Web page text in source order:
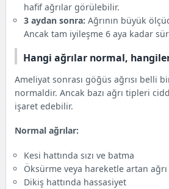
hafif ağrılar görülebilir.
3 aydan sonra: Ağrının büyük
Ancak tam iyileşme 6 aya kadar
Hangi ağrılar normal,
Ameliyat sonrası göğüs ağrısı belli
normaldir. Ancak bazı ağrı tipleri
işaret edebilir.
Normal ağrılar:
Kesi hattında sızı ve batma
Öksürme veya hareketle artan ağrı
Dikiş hattında hassasiyet